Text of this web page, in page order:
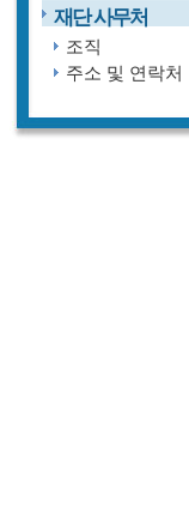
재단 사무처
조직
주소 및 연락처